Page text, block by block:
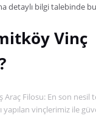
detaylı bilgi talebinde
Vinç
Araç Filosu: En son nesil
yapılan vinçlerimiz ile